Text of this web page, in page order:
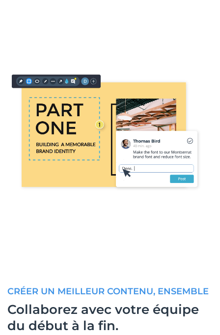
CRÉER UN MEILLEUR CONTENU, ENSEMBLE
Collaborez avec votre équipe
du début à la fin.